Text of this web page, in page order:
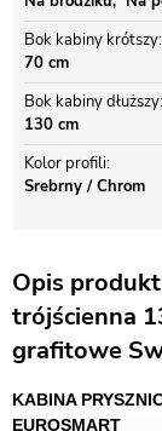
Bok kabiny krótszy
70 cm
Bok kabiny dłuższy
130 cm
Kolor profili
Srebrny / Chrom
Opis
trójścienna
grafitowe
KABINA
EUROSMART